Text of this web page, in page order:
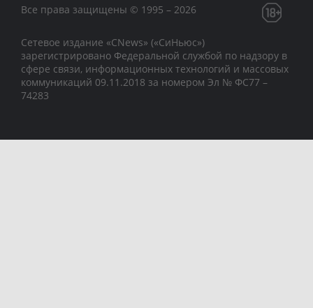
Все права защищены © 1995 – 2026
Сетевое издание «CNews» («СиНьюс»)
зарегистрировано Федеральной службой по надзору в
сфере связи, информационных технологий и массовых
коммуникаций 09.11.2018 за номером Эл № ФС77 –
74283